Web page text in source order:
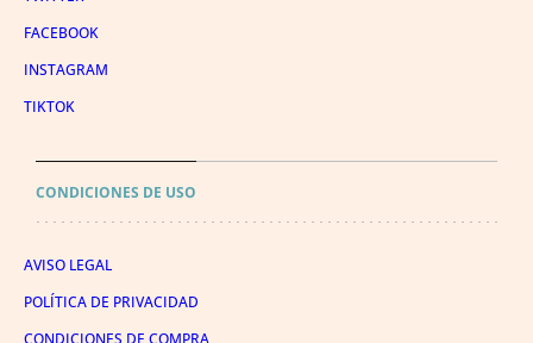
FACEBOOK
INSTAGRAM
TIKTOK
CONDICIONES DE USO
AVISO LEGAL
POLÍTICA DE PRIVACIDAD
CONDICIONES DE COMPRA